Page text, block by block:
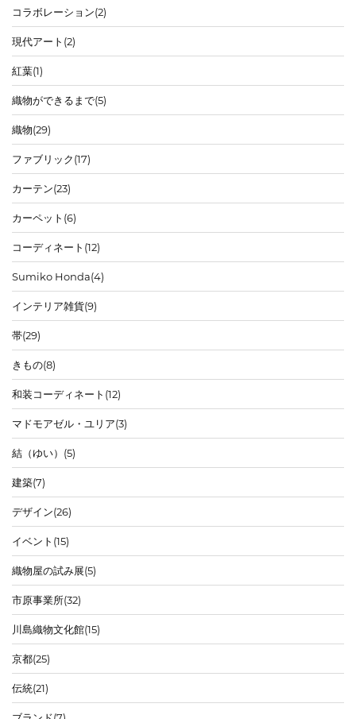
コラボレーション(2)
現代アート (2)
紅葉(1)
織物ができるまで(5)
織物(29)
ファブリック(17)
カーテン(23)
カーペット (6)
コーディネート (12)
Sumiko Honda(4)
インテリア雑貨(9)
帯(29)
きもの(8)
和装コーディネート (12)
マドモアゼル・ユリア(3)
結（ゆい） (5)
建築(7)
デザイン(26)
イベント (15)
織物屋の試み展(5)
市原事業所(32)
川島織物文化館(15)
京都(25)
伝統(21)